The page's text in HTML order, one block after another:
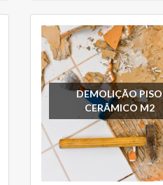
DEMOLIÇÃO PISO
CERÂMICO M2